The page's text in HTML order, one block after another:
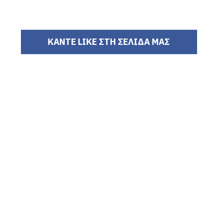
ΚΑΝΤΕ LIKE ΣΤΗ ΣΕΛΙΔΑ ΜΑΣ